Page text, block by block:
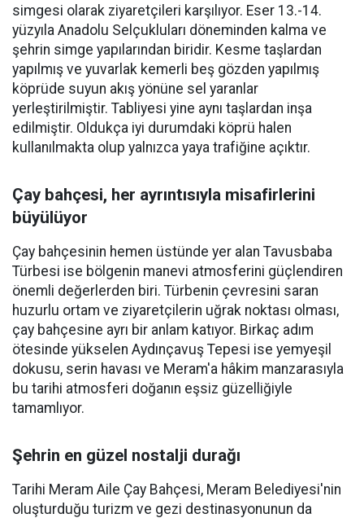
simgesi olarak ziyaretçileri karşılıyor. Eser 13.-14.
yüzyıla Anadolu Selçukluları döneminden kalma ve
şehrin simge yapılarından biridir. Kesme taşlardan
yapılmış ve yuvarlak kemerli beş gözden yapılmış
köprüde suyun akış yönüne sel yaranlar
yerleştirilmiştir. Tabliyesi yine aynı taşlardan inşa
edilmiştir. Oldukça iyi durumdaki köprü halen
kullanılmakta olup yalnızca yaya trafiğine açıktır.
Çay bahçesi, her ayrıntısıyla misafirlerini
büyülüyor
Çay bahçesinin hemen üstünde yer alan Tavusbaba
Türbesi ise bölgenin manevi atmosferini güçlendiren
önemli değerlerden biri. Türbenin çevresini saran
huzurlu ortam ve ziyaretçilerin uğrak noktası olması,
çay bahçesine ayrı bir anlam katıyor. Birkaç adım
ötesinde yükselen Aydınçavuş Tepesi ise yemyeşil
dokusu, serin havası ve Meram'a hâkim manzarasıyla
bu tarihi atmosferi doğanın eşsiz güzelliğiyle
tamamlıyor.
Şehrin en güzel nostalji durağı
Tarihi Meram Aile Çay Bahçesi, Meram Belediyesi'nin
oluşturduğu turizm ve gezi destinasyonunun da